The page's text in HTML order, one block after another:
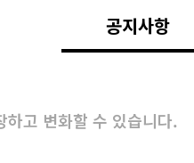
공지사항
하고 변화할 수 있습니다.